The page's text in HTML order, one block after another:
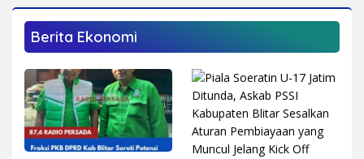
Berita Ekonomi